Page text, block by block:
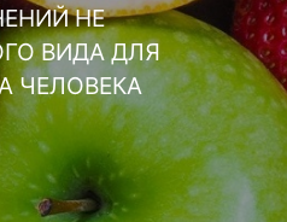
НЕ
ВИДА ДЛЯ
ЧЕЛОВЕКА